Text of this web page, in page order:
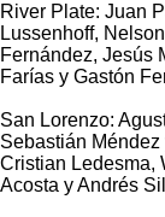
River Plate: Juan
Lussenhoff,
Fernández, Jesús
Farías y Gastón
San Lorenzo:
Sebastián
Cristian Ledesma,
Acosta y Andrés